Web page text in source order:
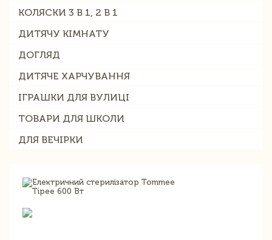
КОЛЯСКИ 3 В 1, 2 В 1
ДИТЯЧУ КІМНАТУ
ДОГЛЯД
ДИТЯЧЕ ХАРЧУВАННЯ
ІГРАШКИ ДЛЯ ВУЛИЦІ
ТОВАРИ ДЛЯ ШКОЛИ
ДЛЯ ВЕЧІРКИ